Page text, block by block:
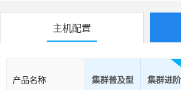
主机配置
产品名称 集群普及型 集群进